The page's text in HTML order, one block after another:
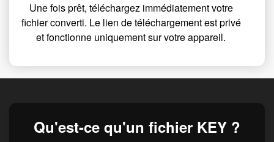
Une fois prêt, téléchargez immédiatement votre
fichier converti. Le lien de téléchargement est privé
et fonctionne uniquement sur votre appareil.
Qu'est-ce qu'un fichier KEY ?